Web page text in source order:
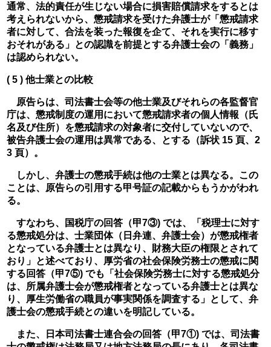
通常、法的責任が生じない場合に損害賠償請求をするとは
考えられないから、懲戒請求を受けた弁護士が「懲戒請求
者に対して、合法を装った報復を企て、それを実行に移す
おそれがある」との認識を前提とする弁護士会の「義務」
は認められない。
( 5 ) 他士業との比較
原告らは、司法書士会等の他士業及びそれらの各監督官
庁は、懲戒制度の運用において懲戒請求者の個人情報（氏
名及び住所）を懲戒請求の対象者に交付していないので、
被告弁護士会の運用は異常である、とする（訴状 15 頁、2
3 頁）。
しかし、弁護士の懲戒手続は他の士業とは異なる。この
ことは、原告らの引用する甲号証の記載からもうかがわれ
る。
すなわち、国税庁の回答（甲7③) では、「税理士に対す
る懲戒処分は、士業団体（日弁連、弁護士会）が懲戒権者
となっている弁護士とは異なり、財務大臣の権限とされて
おり」と述べており、厚労省の社会保険労務士の懲戒に関
する回答（甲7⑤) でも「社会保険労務士に対する懲戒処分
は、所属弁護士会が懲戒権者となっている弁護士とは異な
り、厚生労働省の職員が事実関係を調査する」として、弁
護士会の懲戒手続との違いを明記している。
また、日本司法書士連合会の回答（甲7①) では、司法書